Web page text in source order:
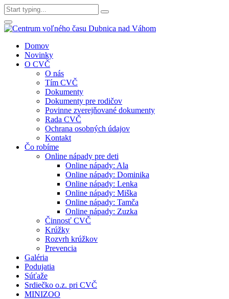
Domov
Novinky
O CVČ
O nás
Tím CVČ
Dokumenty
Dokumenty pre rodičov
Povinne zverejňované dokumenty
Rada CVČ
Ochrana osobných údajov
Kontakt
Čo robíme
Online nápady pre deti
Online nápady: Ala
Online nápady: Dominika
Online nápady: Lenka
Online nápady: Miška
Online nápady: Tamča
Online nápady: Zuzka
Činnosť CVČ
Krúžky
Rozvrh krúžkov
Prevencia
Galéria
Podujatia
Súťaže
Srdiečko o.z. pri CVČ
MINIZOO